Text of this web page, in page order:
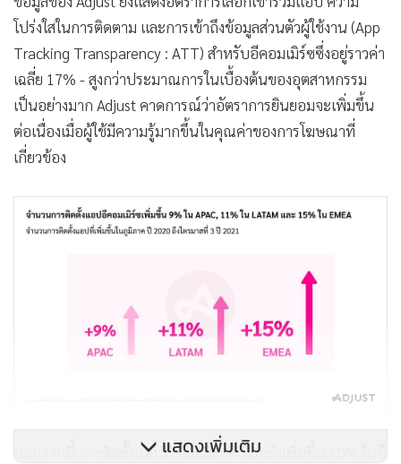
โปร่งใสในการติดตาม และการเข้าถึงข้อมูลส่วนตัวผู้ใช้งาน (App
Tracking Transparency : ATT) สำหรับอีคอมเมิร์ซซึ่งอยู่ราวค่า
เฉลี่ย 17% - สูงกว่าประมาณการในเบื้องต้นของอุตสาหกรรม
เป็นอย่างมาก Adjust คาดการณ์ว่าอัตราการยินยอมจะเพิ่มขึ้น
ต่อเนื่องเมื่อผู้ใช้มีความรู้มากขึ้นในคุณค่าของการโฆษณาที่
เกี่ยวข้อง
นอกจากนี้ การติดตั้งแอปอีคอมเมิร์ซทั่วโลกยังเพิ่มขึ้น 10% ในปี
แสดงเพิ่มเติม